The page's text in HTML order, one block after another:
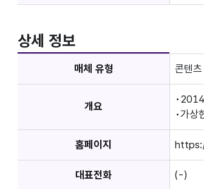
상세 정보
매체 유형 콘텐츠
개요
가상
홈페이지
대표전화 (-)